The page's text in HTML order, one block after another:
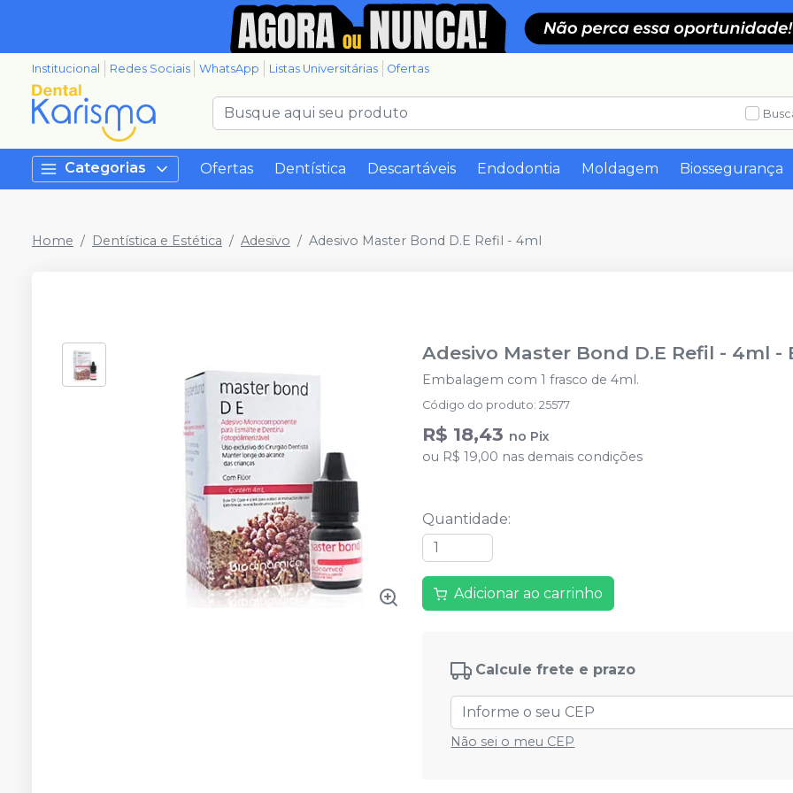
Institucional Redes Sociais WhatsApp Listas Universitárias Ofertas
Categorias Ofertas Dentística Descartáveis Endodontia Moldagem Biossegurança
Home Dentística e Estética Adesivo Adesivo Master Bond D.E Refil - 4ml
Adesivo Master Bond D.E Refil - 4ml -
Embalagem com 1 frasco de 4ml.
Código do produto:25577
R$ 18,43 no Pix
ou R$ 19,00 nas demais condições
Quantidade:
Adicionar ao carrinho
Calcule frete e prazo
Não sei o meu CEP